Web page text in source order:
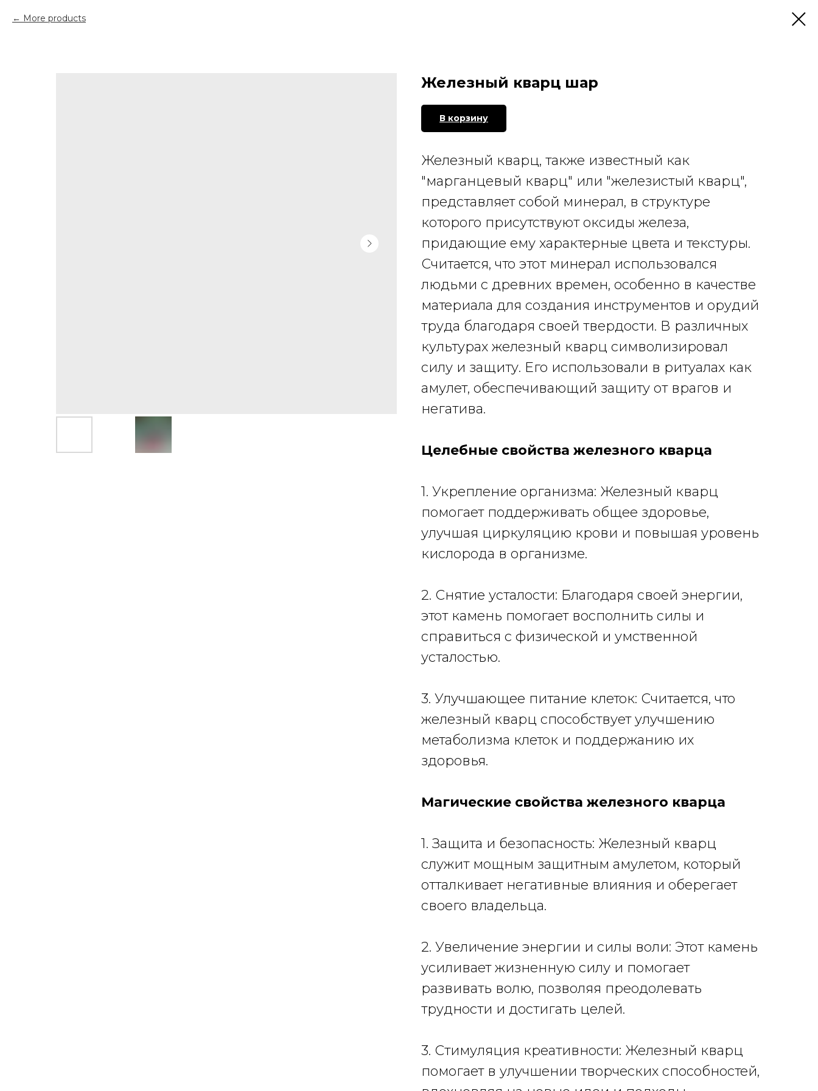
More products
Железный кварц шар
В корзину
Железный кварц, также известный как
"марганцевый кварц" или "железистый кварц",
представляет собой минерал, в структуре
которого присутствуют оксиды железа,
придающие ему характерные цвета и текстуры.
Считается, что этот минерал использовался
людьми с древних времен, особенно в качестве
материала для создания инструментов и орудий
труда благодаря своей твердости. В различных
культурах железный кварц символизировал
силу и защиту. Его использовали в ритуалах как
амулет, обеспечивающий защиту от врагов и
негатива.
Целебные свойства железного кварца
1. Укрепление организма: Железный кварц
помогает поддерживать общее здоровье,
улучшая циркуляцию крови и повышая уровень
кислорода в организме.
2. Снятие усталости: Благодаря своей энергии,
этот камень помогает восполнить силы и
справиться с физической и умственной
усталостью.
3. Улучшающее питание клеток: Считается, что
железный кварц способствует улучшению
метаболизма клеток и поддержанию их
здоровья.
Магические свойства железного кварца
1. Защита и безопасность: Железный кварц
служит мощным защитным амулетом, который
отталкивает негативные влияния и оберегает
своего владельца.
2. Увеличение энергии и силы воли: Этот камень
усиливает жизненную силу и помогает
развивать волю, позволяя преодолевать
трудности и достигать целей.
3. Стимуляция креативности: Железный кварц
помогает в улучшении творческих способностей,